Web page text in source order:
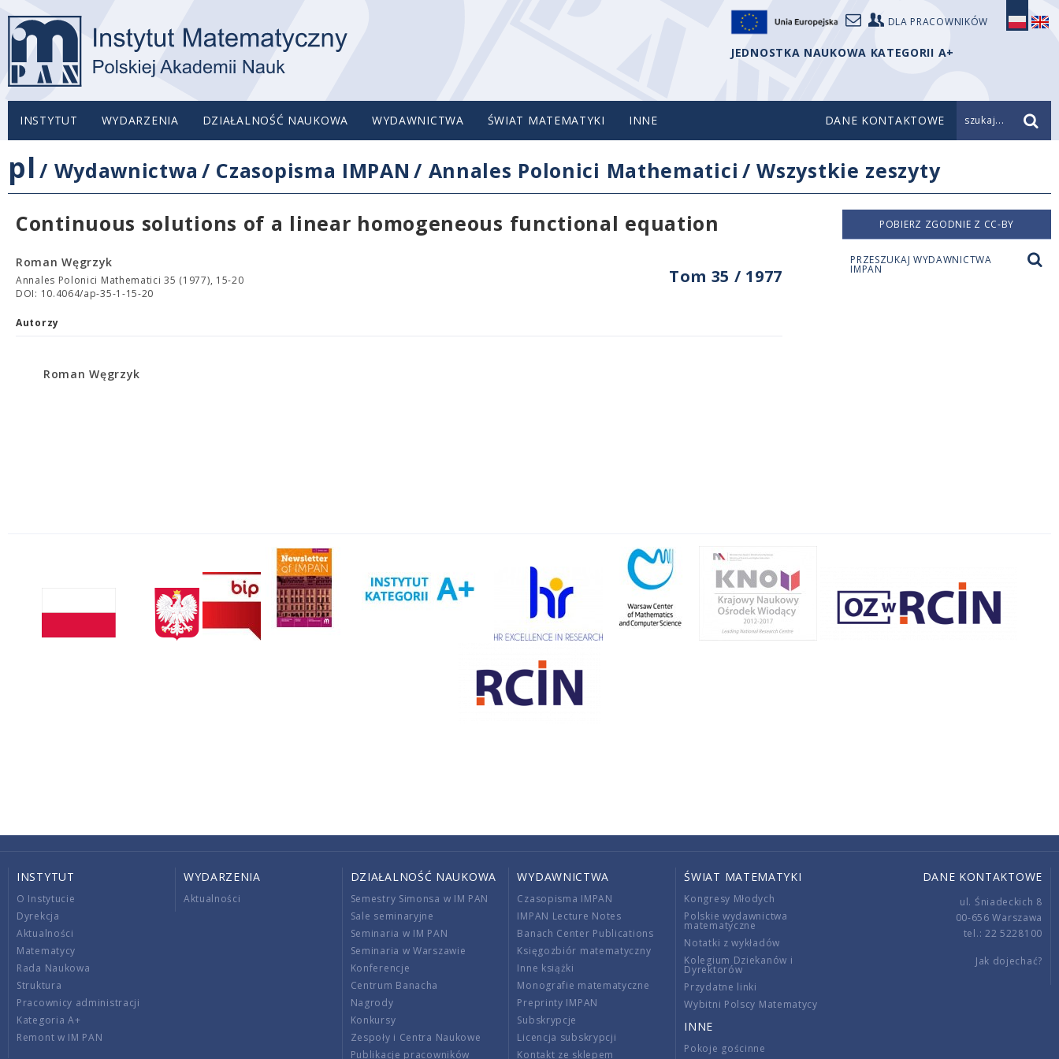
DLA PRACOWNIKÓW
JEDNOSTKA NAUKOWA KATEGORII A+
INSTYTUT WYDARZENIA DZIAŁALNOŚĆ NAUKOWA WYDAWNICTWA ŚWIAT MATEMATYKI INNE DANE KONTAKTOWE szukaj...
pl / Wydawnictwa / Czasopisma IMPAN / Annales Polonici Mathematici /Wszystkie zeszyty
Continuous solutions of a linear homogeneous functional equation
Tom 35 / 1977
Roman Węgrzyk
Annales Polonici Mathematici 35 (1977), 15-20
DOI: 10.4064/ap-35-1-15-20
Autorzy
Roman Węgrzyk
POBIERZ ZGODNIE Z CC-BY
PRZESZUKAJ WYDAWNICTWA
IMPAN
INSTYTUT
O Instytucie
Dyrekcja
Aktualności
Matematycy
Rada Naukowa
Struktura
Pracownicy administracji
Kategoria A+
Remont w IM PAN
WYDARZENIA
Aktualności
DZIAŁALNOŚĆ NAUKOWA
Semestry Simonsa w IM PAN
Sale seminaryjne
Seminaria w IM PAN
Seminaria w Warszawie
Konferencje
Centrum Banacha
Nagrody
Konkursy
Zespoły i Centra Naukowe
Publikacje pracowników
WYDAWNICTWA
Czasopisma IMPAN
IMPAN Lecture Notes
Banach Center Publications
Księgozbiór matematyczny
Inne książki
Monografie matematyczne
Preprinty IMPAN
Subskrypcje
Licencja subskrypcji
Kontakt ze sklepem
ŚWIAT MATEMATYKI
Kongresy Młodych
Polskie wydawnictwa
matematyczne
Notatki z wykładów
Kolegium Dziekanów i
Dyrektorów
Przydatne linki
Wybitni Polscy Matematycy
INNE
Pokoje gościnne
DANE KONTAKTOWE
ul. Śniadeckich 8
00-656 Warszawa
tel.: 22 5228100
Jak dojechać?